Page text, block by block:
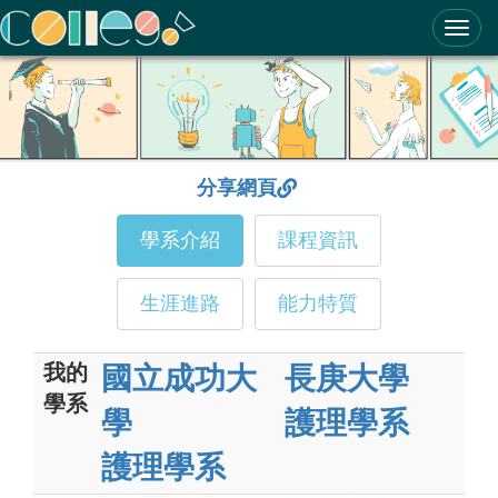
ColleGo! 大學選才與高中育才輔助系統
分享網頁
學系介紹 課程資訊
生涯進路 能力特質
我的
學系
國立成功大
學
護理學系
長庚大學
護理學系